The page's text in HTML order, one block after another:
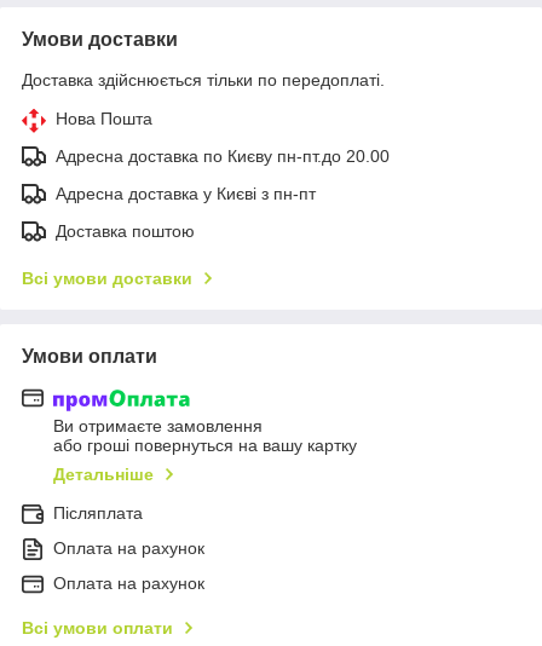
Умови доставки
Доставка здійснюється тільки по передоплаті.
Нова Пошта
Адресна доставка по Києву пн-пт.до 20.00
Адресна доставка у Києві з пн-пт
Доставка поштою
Всі умови доставки
Умови оплати
Ви отримаєте замовлення
або гроші повернуться на вашу картку
Детальніше
Післяплата
Оплата на рахунок
Оплата на рахунок
Всі умови оплати